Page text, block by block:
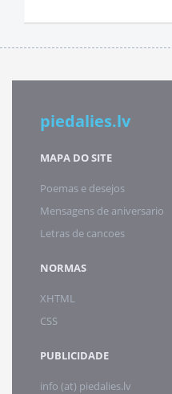
piedalies.lv
MAPA DO SITE
Poemas e desejos
Mensagens de aniversario
Letras de cancoes
NORMAS
XHTML
CSS
PUBLICIDADE
info (at) piedalies.lv